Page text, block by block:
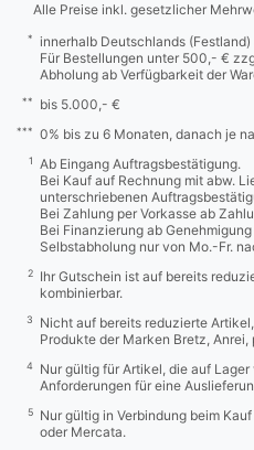
Alle Preise inkl. gesetzlicher
*
innerhalb Deutschlands
Für Bestellungen unter 500,- €
Abholung ab Verfügbarkeit der
** bis 5.000,- €
*** 0% bis zu 6 Monaten, danach je
1
Ab Eingang Auftragsbestätigung.
Bei Kauf auf Rechnung mit abw.
unterschriebenen
Bei Zahlung per Vorkasse ab
Bei Finanzierung ab
Selbstabholung nur von Mo.-Fr.
2
Ihr Gutschein ist auf bereits
kombinierbar.
3
Nicht auf bereits reduzierte
Produkte der Marken Bretz, Anrei,
4
Nur gültig für Artikel, die auf
Anforderungen für eine
5
Nur gültig in Verbindung beim
oder Mercata.